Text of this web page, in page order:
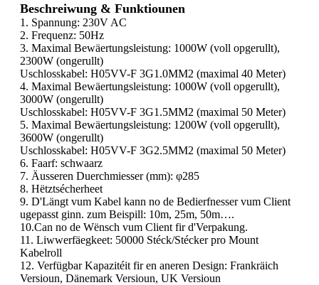
Beschreiwung & Funktiounen
1. Spannung: 230V AC
2. Frequenz: 50Hz
3. Maximal Bewäertungsleistung: 1000W (voll opgerullt),
2300W (ongerullt)
Uschlosskabel: H05VV-F 3G1.0MM2 (maximal 40 Meter)
4. Maximal Bewäertungsleistung: 1000W (voll opgerullt),
3000W (ongerullt)
Uschlosskabel: H05VV-F 3G1.5MM2 (maximal 50 Meter)
5. Maximal Bewäertungsleistung: 1200W (voll opgerullt),
3600W (ongerullt)
Uschlosskabel: H05VV-F 3G2.5MM2 (maximal 50 Meter)
6. Faarf: schwaarz
7. Äusseren Duerchmiesser (mm): φ285
8. Hëtztsécherheet
9. D'Längt vum Kabel kann no de Bedierfnesser vum Client
ugepasst ginn. zum Beispill: 10m, 25m, 50m….
10.Can no de Wënsch vum Client fir d'Verpakung.
11. Liwwerfäegkeet: 50000 Stéck/Stécker pro Mount
Kabelroll
12. Verfügbar Kapazitéit fir en aneren Design: Frankräich
Versioun, Dänemark Versioun, UK Versioun